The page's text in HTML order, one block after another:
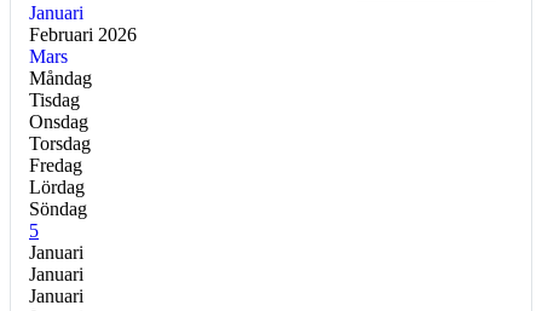
Januari
Februari 2026
Mars
Måndag
Tisdag
Onsdag
Torsdag
Fredag
Lördag
Söndag
5
Januari
Januari
Januari